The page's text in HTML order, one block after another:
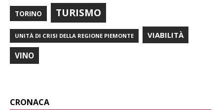
TORINO TURISMO
UNITÀ DI CRISI DELLA REGIONE PIEMONTE VIABILITÀ
VINO
CRONACA